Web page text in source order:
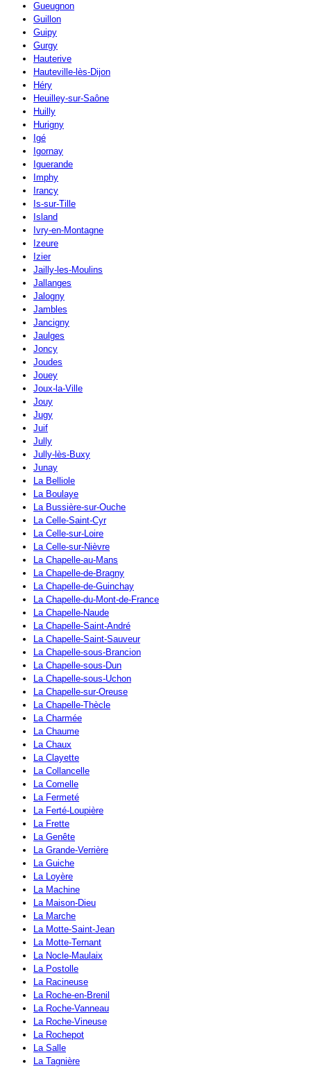
Gueugnon
Guillon
Guipy
Gurgy
Hauterive
Hauteville-lès-Dijon
Héry
Heuilley-sur-Saône
Huilly
Hurigny
Igé
Igornay
Iguerande
Imphy
Irancy
Is-sur-Tille
Island
Ivry-en-Montagne
Izeure
Izier
Jailly-les-Moulins
Jallanges
Jalogny
Jambles
Jancigny
Jaulges
Joncy
Joudes
Jouey
Joux-la-Ville
Jouy
Jugy
Juif
Jully
Jully-lès-Buxy
Junay
La Belliole
La Boulaye
La Bussière-sur-Ouche
La Celle-Saint-Cyr
La Celle-sur-Loire
La Celle-sur-Nièvre
La Chapelle-au-Mans
La Chapelle-de-Bragny
La Chapelle-de-Guinchay
La Chapelle-du-Mont-de-France
La Chapelle-Naude
La Chapelle-Saint-André
La Chapelle-Saint-Sauveur
La Chapelle-sous-Brancion
La Chapelle-sous-Dun
La Chapelle-sous-Uchon
La Chapelle-sur-Oreuse
La Chapelle-Thècle
La Charmée
La Chaume
La Chaux
La Clayette
La Collancelle
La Comelle
La Fermeté
La Ferté-Loupière
La Frette
La Genête
La Grande-Verrière
La Guiche
La Loyère
La Machine
La Maison-Dieu
La Marche
La Motte-Saint-Jean
La Motte-Ternant
La Nocle-Maulaix
La Postolle
La Racineuse
La Roche-en-Brenil
La Roche-Vanneau
La Roche-Vineuse
La Rochepot
La Salle
La Tagnière